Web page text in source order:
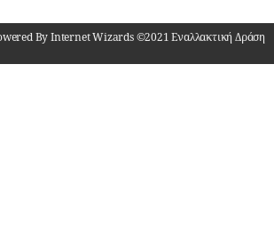
By Internet Wizards ©2021 Εναλλακτική Δράση